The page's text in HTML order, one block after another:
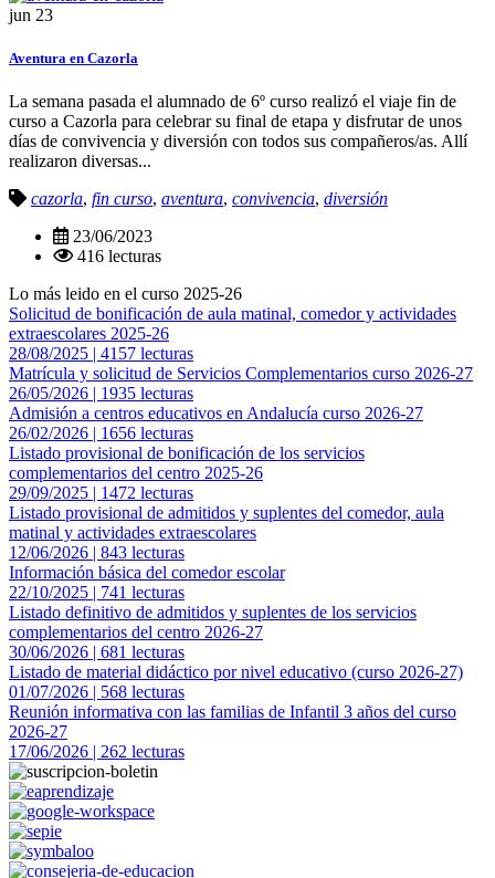
jun 23
Aventura en Cazorla
La semana pasada el alumnado de 6º curso realizó el viaje fin de
curso a Cazorla para celebrar su final de etapa y disfrutar de unos
días de convivencia y diversión con todos sus compañeros/as. Allí
realizaron diversas...
cazorla, fin curso, aventura, convivencia, diversión
23/06/2023
416 lecturas
Lo más leido en el curso 2025-26
Solicitud de bonificación de aula matinal, comedor y actividades
extraescolares 2025-26
28/08/2025 | 4157 lecturas
Matrícula y solicitud de Servicios Complementarios curso 2026-27
26/05/2026 | 1935 lecturas
Admisión a centros educativos en Andalucía curso 2026-27
26/02/2026 | 1656 lecturas
Listado provisional de bonificación de los servicios
complementarios del centro 2025-26
29/09/2025 | 1472 lecturas
Listado provisional de admitidos y suplentes del comedor, aula
matinal y actividades extraescolares
12/06/2026 | 843 lecturas
Información básica del comedor escolar
22/10/2025 | 741 lecturas
Listado definitivo de admitidos y suplentes de los servicios
complementarios del centro 2026-27
30/06/2026 | 681 lecturas
Listado de material didáctico por nivel educativo (curso 2026-27)
01/07/2026 | 568 lecturas
Reunión informativa con las familias de Infantil 3 años del curso
2026-27
17/06/2026 | 262 lecturas